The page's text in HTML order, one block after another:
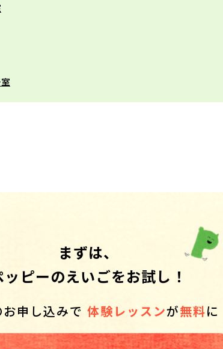
まずは、
ッピーのえいごをお試し！
申し込みで 体験レッスンが無料